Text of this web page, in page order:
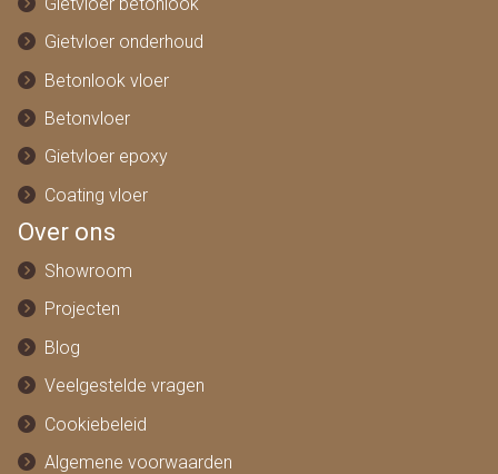
Gietvloer onderhoud
Betonlook vloer
Betonvloer
Gietvloer epoxy
Coating vloer
Over ons
Showroom
Projecten
Blog
Veelgestelde vragen
Cookiebeleid
Algemene voorwaarden